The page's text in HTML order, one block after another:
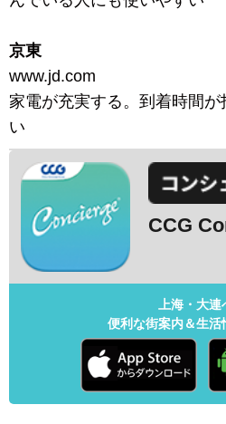
京東
www.jd.com
家電が充実する。到着時間
い
CCG
上海・大
便利な街案内＆生活